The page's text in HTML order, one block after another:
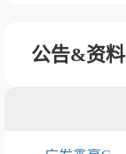
公告&资料